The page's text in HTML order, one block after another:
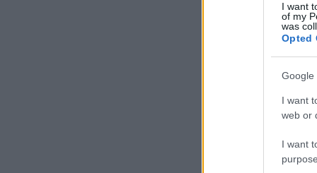
I want
of my
was
Opted
Google
I want
web or
I want
Kőbánya-
helyzet
elaludt utast
dolgozó
hasonló incidens.